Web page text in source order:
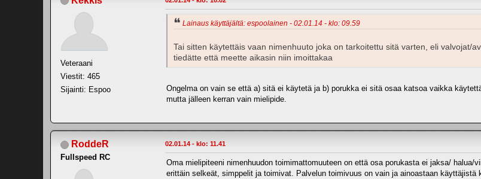
Veteraani
Viestit: 465
Sijainti: Espoo
Lainaus käyttäjältä: espoolainen - 02.01.14 - klo: 09.59
Tai sitten käytettäis vaan nimenhuuto joka on tarkoitettu sitä varten, eli valvojat/
tiedätte että meette aikasin niin imoittakaa
Ongelma on vain se että a) sitä ei käytetä ja b) porukka ei sitä osaa katsoa vaikka
mutta jälleen kerran vain mielipide.
RoddeR
Fullspeed RC
02.01.14 - klo: 11.41
Oma mielipiteeni nimenhuudon toimimattomuuteen on että osa porukasta ei jaksa/
erittäin selkeät, simppelit ja toimivat. Palvelun toimivuus on vain ja ainoastaan